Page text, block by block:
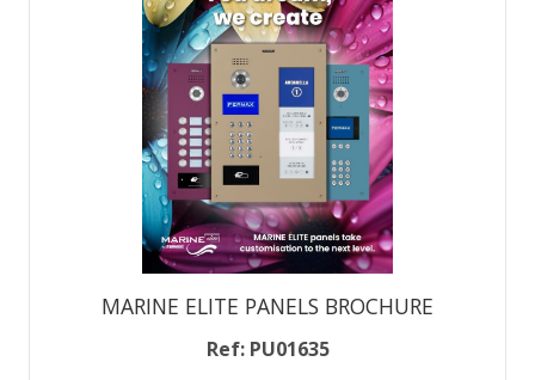
MARINE ELITE PANELS BROCHURE
Ref: PU01635